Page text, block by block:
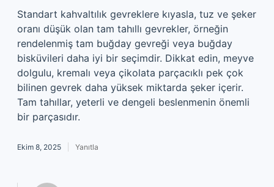
Standart kahvaltılık gevreklere kıyasla, tuz ve şeker
oranı düşük olan tam tahıllı gevrekler, örneğin
rendelenmiş tam buğday gevreği veya buğday
bisküvileri daha iyi bir seçimdir. Dikkat edin, meyve
dolgulu, kremalı veya çikolata parçacıklı pek çok
bilinen gevrek daha yüksek miktarda şeker içerir.
Tam tahıllar, yeterli ve dengeli beslenmenin önemli
bir parçasıdır.
Ekim 8, 2025 Yanıtla